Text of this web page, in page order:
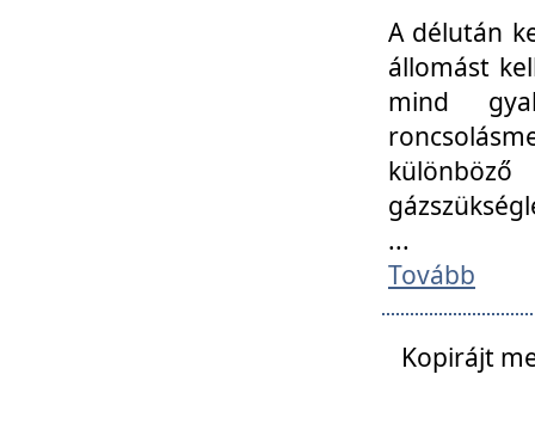
A délután
állomást
mind
...
Tovább
Kopirájt